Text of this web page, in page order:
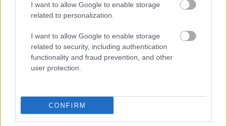
I want to allow Google to enable storage
related to personalization.
I want to allow Google to enable storage
related to security, including authentication
functionality and fraud prevention, and other
user protection.
CONFIRM
Πέρα από τη Λισαβόνα: 10 μαγευτικοί προορισμοί
της Πορτογαλίας
Το καλά κρυμμένο μυστικό της Κρήτης: Το φαράγγι
των Αγίων και η μαγευτική παραλία στο Λιβυκό